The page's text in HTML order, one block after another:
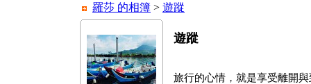
羅莎 的相簿 > 遊蹤
遊蹤
旅行的心情，就是享受離開